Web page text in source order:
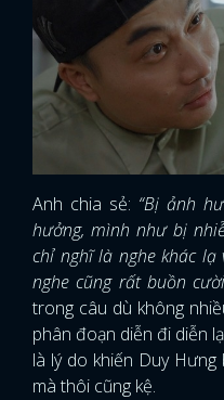
Anh chia sẻ: “Bị ảnh
hưởng, mình như bị
chỉ nghĩ là nghe khác
nghe cũng rất buồn
trong câu dù không
phân đoạn diễn đi diễn
là lý do khiến Duy
mà thôi cũng kệ.